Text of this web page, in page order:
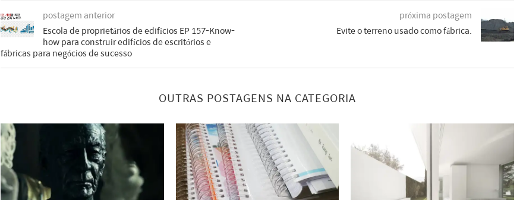
postagem anterior
Escola de proprietários de edifícios EP 157-Know-
how para construir edifícios de escritórios e
fábricas para negócios de sucesso
próxima postagem
Evite o terreno usado como fábrica.
OUTRAS POSTAGENS NA CATEGORIA